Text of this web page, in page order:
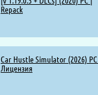
Repack
Car Hustle Simulator (2026) PC |
Лицензия